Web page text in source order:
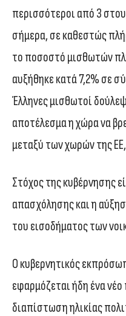
περισσότεροι από 3
σήμερα, σε καθεστώς
το ποσοστό μισθωτών
αυξήθηκε κατά 7,2% σε
Έλληνες μισθωτοί
αποτέλεσμα η χώρα να
μεταξύ των χωρών της
Στόχος της κυβέρνησης
απασχόλησης και η
του εισοδήματος των
Ο κυβερνητικός
εφαρμόζεται ήδη ένα νέο
διαπίστωση ηλικίας